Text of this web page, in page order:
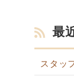
最
スタッ